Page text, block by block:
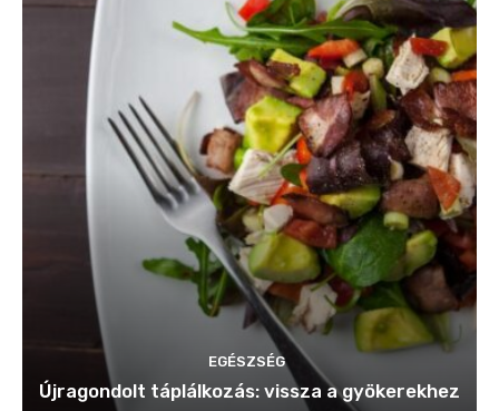
EGÉSZSÉG
Újragondolt táplálkozás: vissza a gyökerekhez